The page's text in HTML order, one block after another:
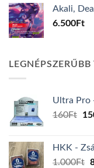
Akali,
6.500Ft
Ultra Pro
160Ft
HKK -
1.000Ft